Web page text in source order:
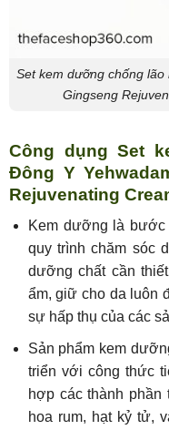
Set kem dưỡng chống
Gingseng
Công dụng Set
Đông Y
Rejuvenating
Kem dưỡng là bước
quy trình chăm sóc
dưỡng chất cần
ẩm, giữ cho da luôn
sự hấp thụ của các
Sản phẩm kem
triển với công thức
hợp các thành
hoa rum, hạt kỷ tử,